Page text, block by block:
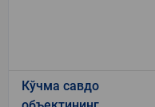
Кўчма савдо